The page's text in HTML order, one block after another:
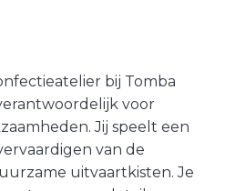
bij Tomba
voor
Jij speelt een
van de
uitvaartkisten. Je